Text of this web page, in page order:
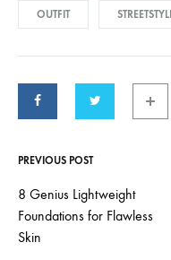
OUTFIT
Post
navigation
PREVIOUS POST
8 Genius Lightweight
Foundations for Flawless
Skin